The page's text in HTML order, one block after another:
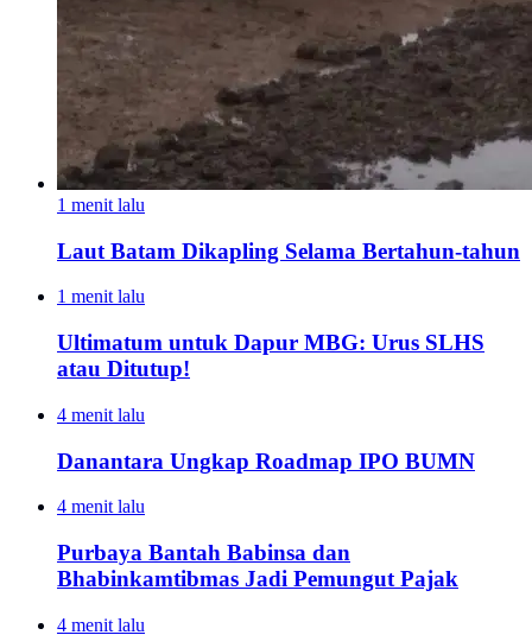
1 menit lalu
Laut Batam Dikapling Selama Bertahun-tahun
1 menit lalu
Ultimatum untuk Dapur MBG: Urus SLHS
atau Ditutup!
4 menit lalu
Danantara Ungkap Roadmap IPO BUMN
4 menit lalu
Purbaya Bantah Babinsa dan
Bhabinkamtibmas Jadi Pemungut Pajak
4 menit lalu